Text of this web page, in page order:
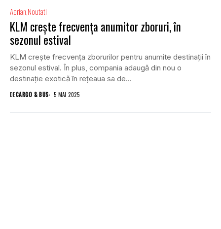
Aerian Noutati
KLM crește frecvența anumitor zboruri, în
sezonul estival
KLM crește frecvența zborurilor pentru anumite destinații în
sezonul estival. În plus, compania adaugă din nou o
destinație exotică în rețeaua sa de...
DECARGO & BUS 5 MAI 2025